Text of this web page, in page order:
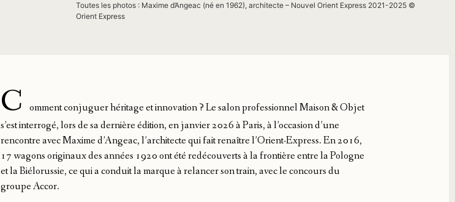
Toutes les photos : Maxime d’Angeac (né en 1962), architecte – Nouvel Orient Express 2021-2025 ©
Orient Express
C omment conjuguer héritage et innovation ? Le salon professionnel Maison & Objet
s’est interrogé, lors de sa dernière édition, en janvier 2026 à Paris, à l’occasion d’une
rencontre avec Maxime d’Angeac, l’architecte qui fait renaître l’Orient-Express. En 2016,
17 wagons originaux des années 1920 ont été redécouverts à la frontière entre la Pologne
et la Biélorussie, ce qui a conduit la marque à relancer son train, avec le concours du
groupe Accor.